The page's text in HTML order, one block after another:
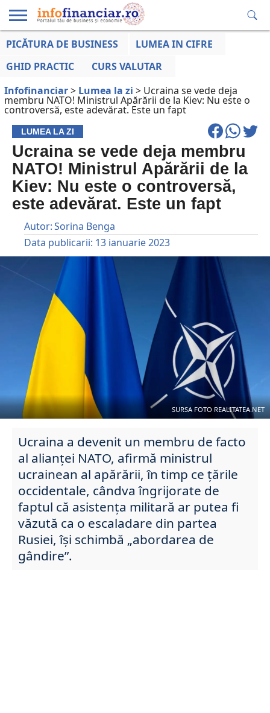
EDUCAȚIE
LA ZI
AFACERILOR
PICĂTURA DE BUSINESS
LUMEA IN CIFRE
GHID PRACTIC
CURS VALUTAR
Infofinanciar> Lumea la zi > Ucraina se vede deja
membru NATO! Ministrul Apărării de la Kiev: Nu este o
controversă, este adevărat. Este un fapt
LUMEA LA ZI
Ucraina se vede deja membru
NATO! Ministrul Apărării de la
Kiev: Nu este o controversă,
este adevărat. Este un fapt
Autor:Sorina Benga
Data publicarii: 13 ianuarie 2023
SURSA FOTO REALITATEA.NET
Ucraina a devenit un membru de facto
al alianței NATO, afirmă ministrul
ucrainean al apărării, în timp ce țările
occidentale, cândva îngrijorate de
faptul că asistența militară ar putea fi
văzută ca o escaladare din partea
Rusiei, își schimbă „abordarea de
gândire”.